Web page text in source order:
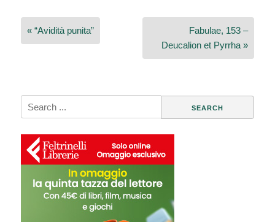
Navigazione
articoli
« “Avidità punita”
Fabulae, 153 –
Deucalion et Pyrrha »
Search
for: